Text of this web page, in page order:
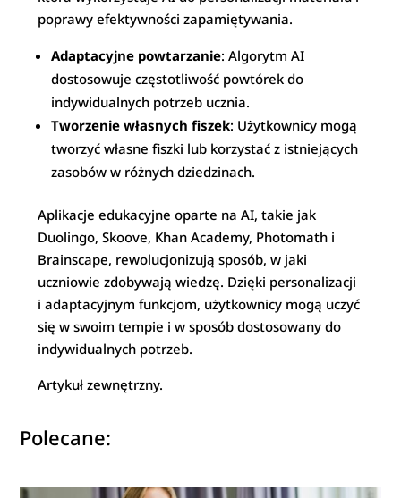
poprawy efektywności zapamiętywania.
Adaptacyjne powtarzanie: Algorytm AI
dostosowuje częstotliwość powtórek do
indywidualnych potrzeb ucznia.
Tworzenie własnych fiszek: Użytkownicy mogą
tworzyć własne fiszki lub korzystać z istniejących
zasobów w różnych dziedzinach.
Aplikacje edukacyjne oparte na AI, takie jak
Duolingo, Skoove, Khan Academy, Photomath i
Brainscape, rewolucjonizują sposób, w jaki
uczniowie zdobywają wiedzę. Dzięki personalizacji
i adaptacyjnym funkcjom, użytkownicy mogą uczyć
się w swoim tempie i w sposób dostosowany do
indywidualnych potrzeb.
Artykuł zewnętrzny.
Polecane: